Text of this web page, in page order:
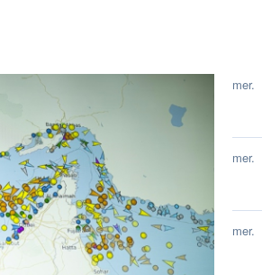
mer.
mer.
mer.